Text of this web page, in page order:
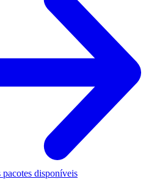
pacotes disponíveis